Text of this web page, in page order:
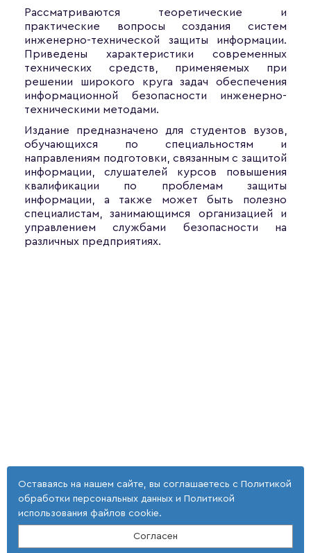
Рассматриваются теоретические и
практические вопросы создания систем
инженерно-технической защиты информации.
Приведены характеристики современных
технических средств, применяемых при
решении широкого круга задач обеспечения
информационной безопасности инженерно-
техническими методами.
Издание предназначено для студентов вузов,
обучающихся по специальностям и
направлениям подготовки, связанным с защитой
информации, слушателей курсов повышения
квалификации по проблемам защиты
информации, а также может быть полезно
специалистам, занимающимся организацией и
управлением службами безопасности на
различных предприятиях.
Оставаясь на нашем сайте, вы соглашаетесь с Политикой
обработки персональных данных и Политикой
использования файлов cookie.
Согласен